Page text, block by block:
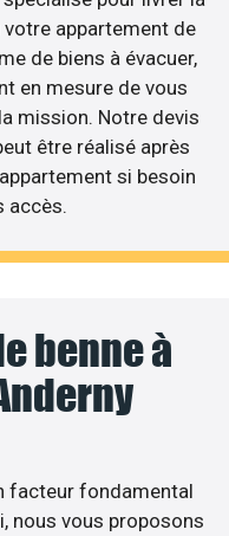
appartement de
de biens à évacuer,
en mesure de vous
mission. Notre devis
être réalisé après
si besoin
accès.
benne à
facteur fondamental
nous vous proposons